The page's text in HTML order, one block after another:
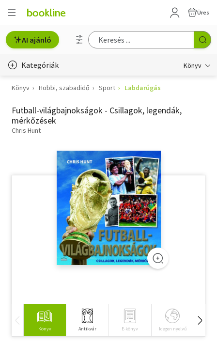
Üres
AI ajánló
Kategóriák Könyv
Életmód, egészség
Erotika
Gyermek- és ifjúsági
Hobbi, szabadidő
Szótár, nyelvkönyv
Tankönyv, segédkönyv
Történelem
Vallás
Könyv Hobbi, szabadidő Sport Labdarúgás
Futball-világbajnokságok - Csillagok, legendák,
mérkőzések
Chris Hunt
Könyv Antikvár E-könyv Idegen nyelvű